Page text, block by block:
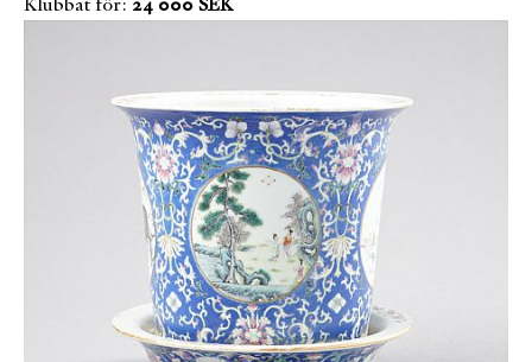
Klubbat för: 24 000 SEK